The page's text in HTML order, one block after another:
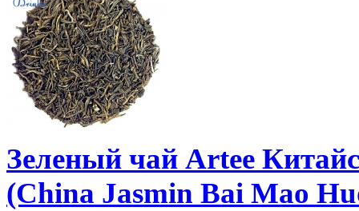
Зеленый чай Artee
(China Jasmin Bai Mao